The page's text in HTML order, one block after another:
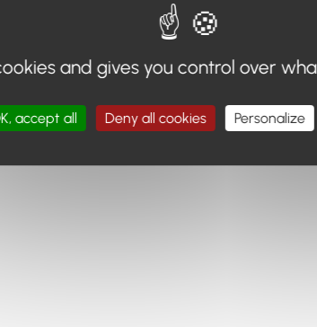
de recherche en haut de page, ou à
Retour à l'accueil
and gives you control over
accept all Deny all cookies Personalize